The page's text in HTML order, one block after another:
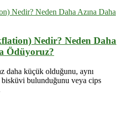
Nedir? Neden Daha
Ödüyoruz?
daha küçük olduğunu, aynı
bulunduğunu veya cips